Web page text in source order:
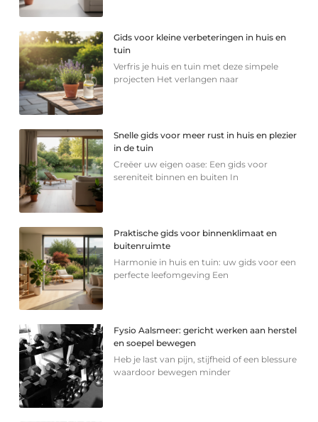
Gids voor kleine verbeteringen in huis en
tuin
Verfris je huis en tuin met deze simpele
projecten Het verlangen naar
Snelle gids voor meer rust in huis en plezier
in de tuin
Creëer uw eigen oase: Een gids voor
sereniteit binnen en buiten In
Praktische gids voor binnenklimaat en
buitenruimte
Harmonie in huis en tuin: uw gids voor een
perfecte leefomgeving Een
Fysio Aalsmeer: gericht werken aan herstel
en soepel bewegen
Heb je last van pijn, stijfheid of een blessure
waardoor bewegen minder